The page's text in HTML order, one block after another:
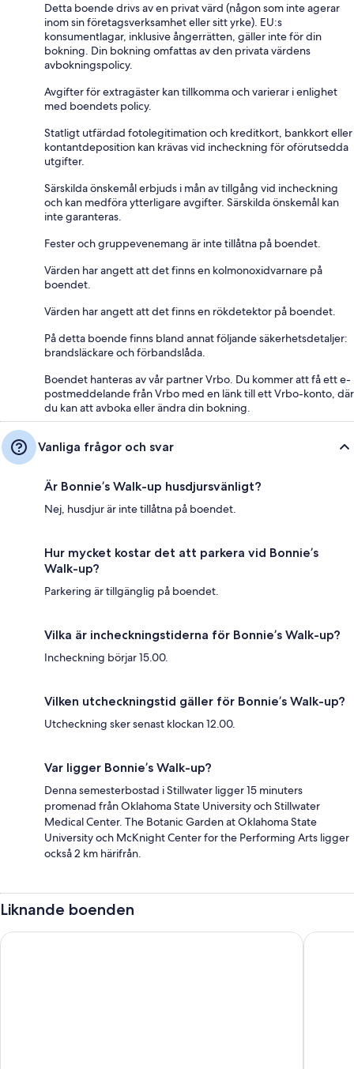
Detta boende drivs av en privat värd (någon som inte agerar
inom sin företagsverksamhet eller sitt yrke). EU:s
konsumentlagar, inklusive ångerrätten, gäller inte för din
bokning. Din bokning omfattas av den privata värdens
avbokningspolicy.
Avgifter för extragäster kan tillkomma och varierar i enlighet
med boendets policy.
Statligt utfärdad fotolegitimation och kreditkort, bankkort eller
kontantdeposition kan krävas vid incheckning för oförutsedda
utgifter.
Särskilda önskemål erbjuds i mån av tillgång vid incheckning
och kan medföra ytterligare avgifter. Särskilda önskemål kan
inte garanteras.
Fester och gruppevenemang är inte tillåtna på boendet.
Värden har angett att det finns en kolmonoxidvarnare på
boendet.
Värden har angett att det finns en rökdetektor på boendet.
På detta boende finns bland annat följande säkerhetsdetaljer:
brandsläckare och förbandslåda.
Boendet hanteras av vår partner Vrbo. Du kommer att få ett e-
postmeddelande från Vrbo med en länk till ett Vrbo-konto, där
du kan att avboka eller ändra din bokning.
Vanliga frågor och svar
Är Bonnie’s Walk-up husdjursvänligt?
Nej, husdjur är inte tillåtna på boendet.
Hur mycket kostar det att parkera vid Bonnie’s
Walk-up?
Parkering är tillgänglig på boendet.
Vilka är incheckningstiderna för Bonnie’s Walk-up?
Incheckning börjar 15.00.
Vilken utcheckningstid gäller för Bonnie’s Walk-up?
Utcheckning sker senast klockan 12.00.
Var ligger Bonnie’s Walk-up?
Denna semesterbostad i Stillwater ligger 15 minuters
promenad från Oklahoma State University och Stillwater
Medical Center. The Botanic Garden at Oklahoma State
University och McKnight Center for the Performing Arts ligger
också 2 km härifrån.
Liknande boenden
Wyndham Grand Oklahoma City Downtown The